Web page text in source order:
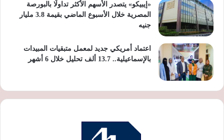
«إيبيكو» يتصدر الأسهم الأكثر تداولًا بالبورصة
المصرية خلال الأسبوع الماضي بقيمة 3.8 مليار
جنيه
اعتماد أمريكي جديد لمعمل متبقيات المبيدات
بالإسماعيلية.. 13.7 ألف تحليل خلال 6 أشهر